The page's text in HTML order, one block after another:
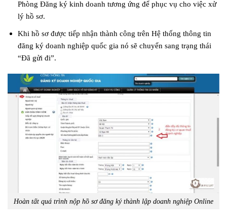
Phòng Đăng ký kinh doanh tương ứng để phục vụ cho việc xử
lý hồ sơ.
Khi hồ sơ được tiếp nhận thành công trên Hệ thống thông tin
đăng ký doanh nghiệp quốc gia nó sẽ chuyển sang trạng thái
“Đã gửi đi”.
Hoàn tất quá trình nộp hồ sơ đăng ký thành lập doanh nghiệp Online